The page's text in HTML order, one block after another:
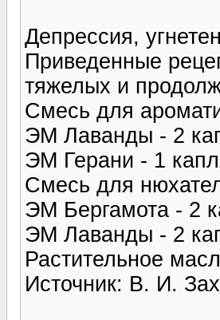
Депрессия,
Приведенные
тяжелых и
Смесь для
ЭМ Лаванды - 2
ЭМ Герани - 1
Смесь для
ЭМ Бергамота - 2
ЭМ Лаванды - 2
Растительное
Источник: В. И.